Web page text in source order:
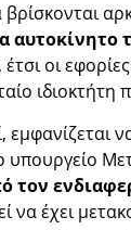
αυτοκίνητο
οι
ιδιοκτήτη
υπουργείο
έχει